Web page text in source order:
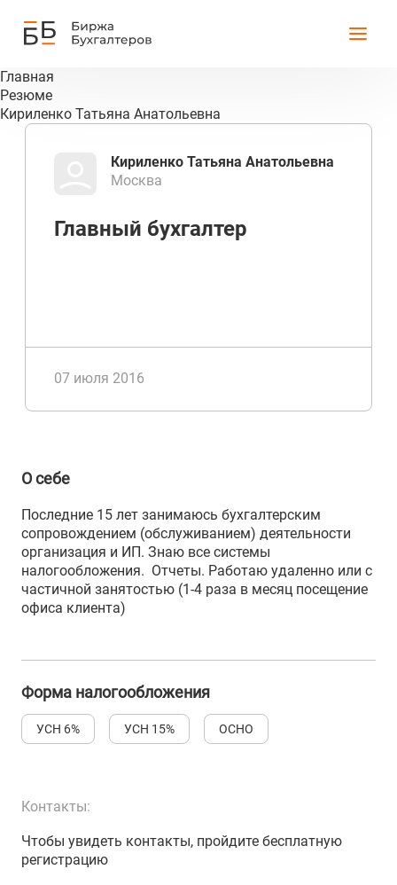
Главная
Резюме
Кириленко Татьяна Анатольевна
Кириленко Татьяна Анатольевна
Москва
Главный бухгалтер
07 июля 2016
О себе
Последние 15 лет занимаюсь бухгалтерским
сопровождением (обслуживанием) деятельности
организация и ИП. Знаю все системы
налогообложения. Отчеты. Работаю удаленно или с
частичной занятостью (1-4 раза в месяц посещение
офиса клиента)
Форма налогообложения
УСН 6% УСН 15% ОСНО
Контакты:
Чтобы увидеть контакты, пройдите бесплатную
регистрацию